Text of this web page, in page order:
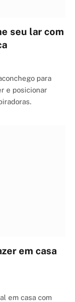
seu lar com
para
e posicionar
em casa
em casa com